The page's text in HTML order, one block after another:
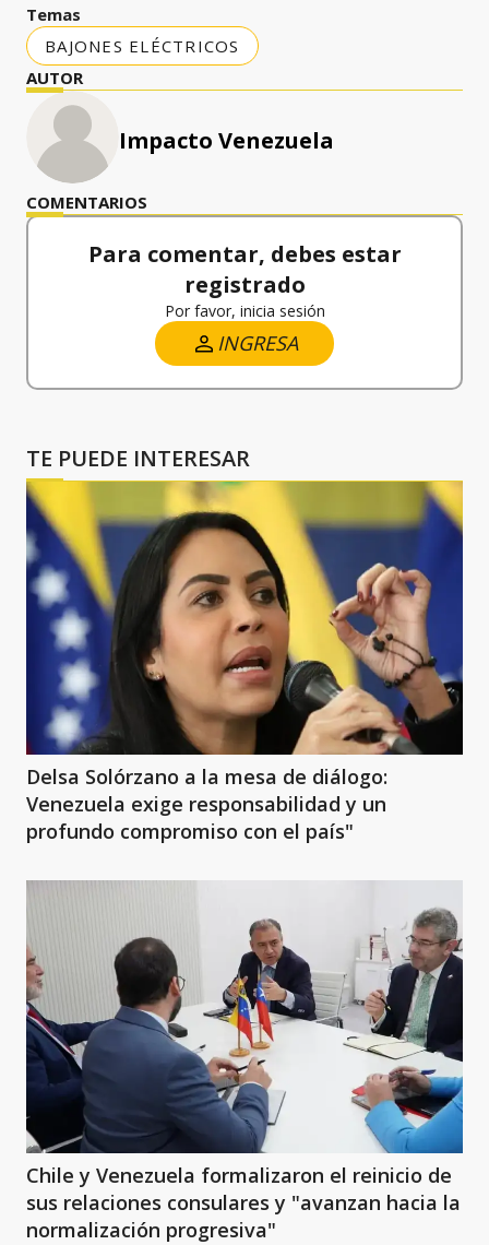
Temas
BAJONES ELÉCTRICOS
AUTOR
Impacto Venezuela
COMENTARIOS
Para comentar, debes estar
registrado
Por favor, inicia sesión
INGRESA
TE PUEDE INTERESAR
Delsa Solórzano a la mesa de diálogo:
Venezuela exige responsabilidad y un
profundo compromiso con el país"
Chile y Venezuela formalizaron el reinicio de
sus relaciones consulares y "avanzan hacia la
normalización progresiva"